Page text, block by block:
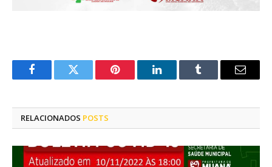
FacebookTwitter Pinterest LinkedInTumblr
E-
RELACIONADOS POSTS